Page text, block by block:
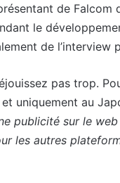
de
le
de
pas trop.
uniquement au
publicité sur le
les autres